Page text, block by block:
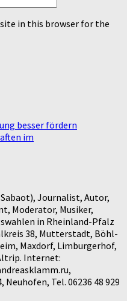
in this browser for the
besser fördern
im
Journalist, Autor,
Moderator, Musiker,
in Rheinland-Pfalz
38, Mutterstadt, Böhl-
Maxdorf, Limburgerhof,
Internet:
Neuhofen, Tel. 06236 48 929